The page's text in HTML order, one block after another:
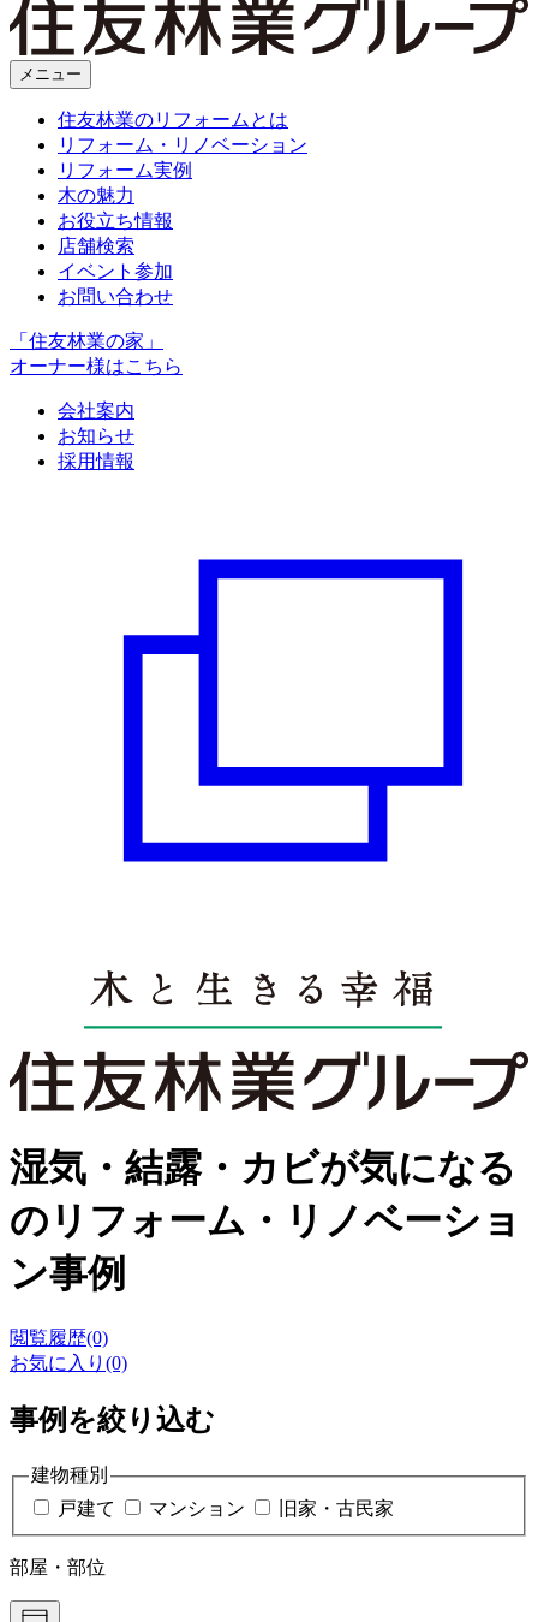
メニュー
住友林業のリフォームとは
リフォーム・リノベーション
リフォーム実例
木の魅力
お役立ち情報
店舗検索
イベント参加
お問い合わせ
「住友林業の家」
オーナー様はこちら
会社案内
お知らせ
採用情報
湿気・結露・カビが気になる
のリフォーム・リノベーショ
ン事例
閲覧履歴(0)
お気に入り(0)
事例を絞り込む
建物種別
戸建て
マンション 旧家・古民家
部屋・部位